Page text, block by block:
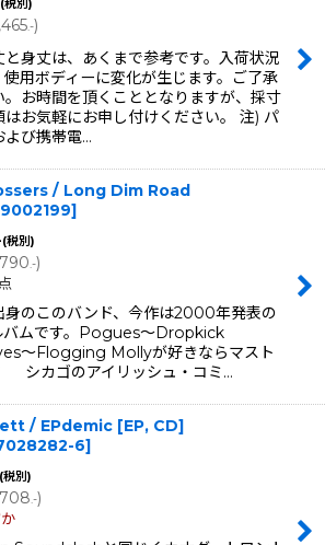
(税別)
.-)
と身丈は、あくまで参考です。入荷状況
使用ボディーに変化が生じます。ご了承
。お時間を頂くこととなりますが、採寸
はお気軽にお申し付けください。 注) パ
よび携帯電…
/ Long Dim Road
]
(税別)
.-)
身のこのバンド、今作は2000年発表の
バムです。Pogues〜Dropkick
〜Flogging Mollyが好きならマスト
シカゴのアイリッシュ・コミ…
/ EPdemic [EP, CD]
6]
(税別)
.-)